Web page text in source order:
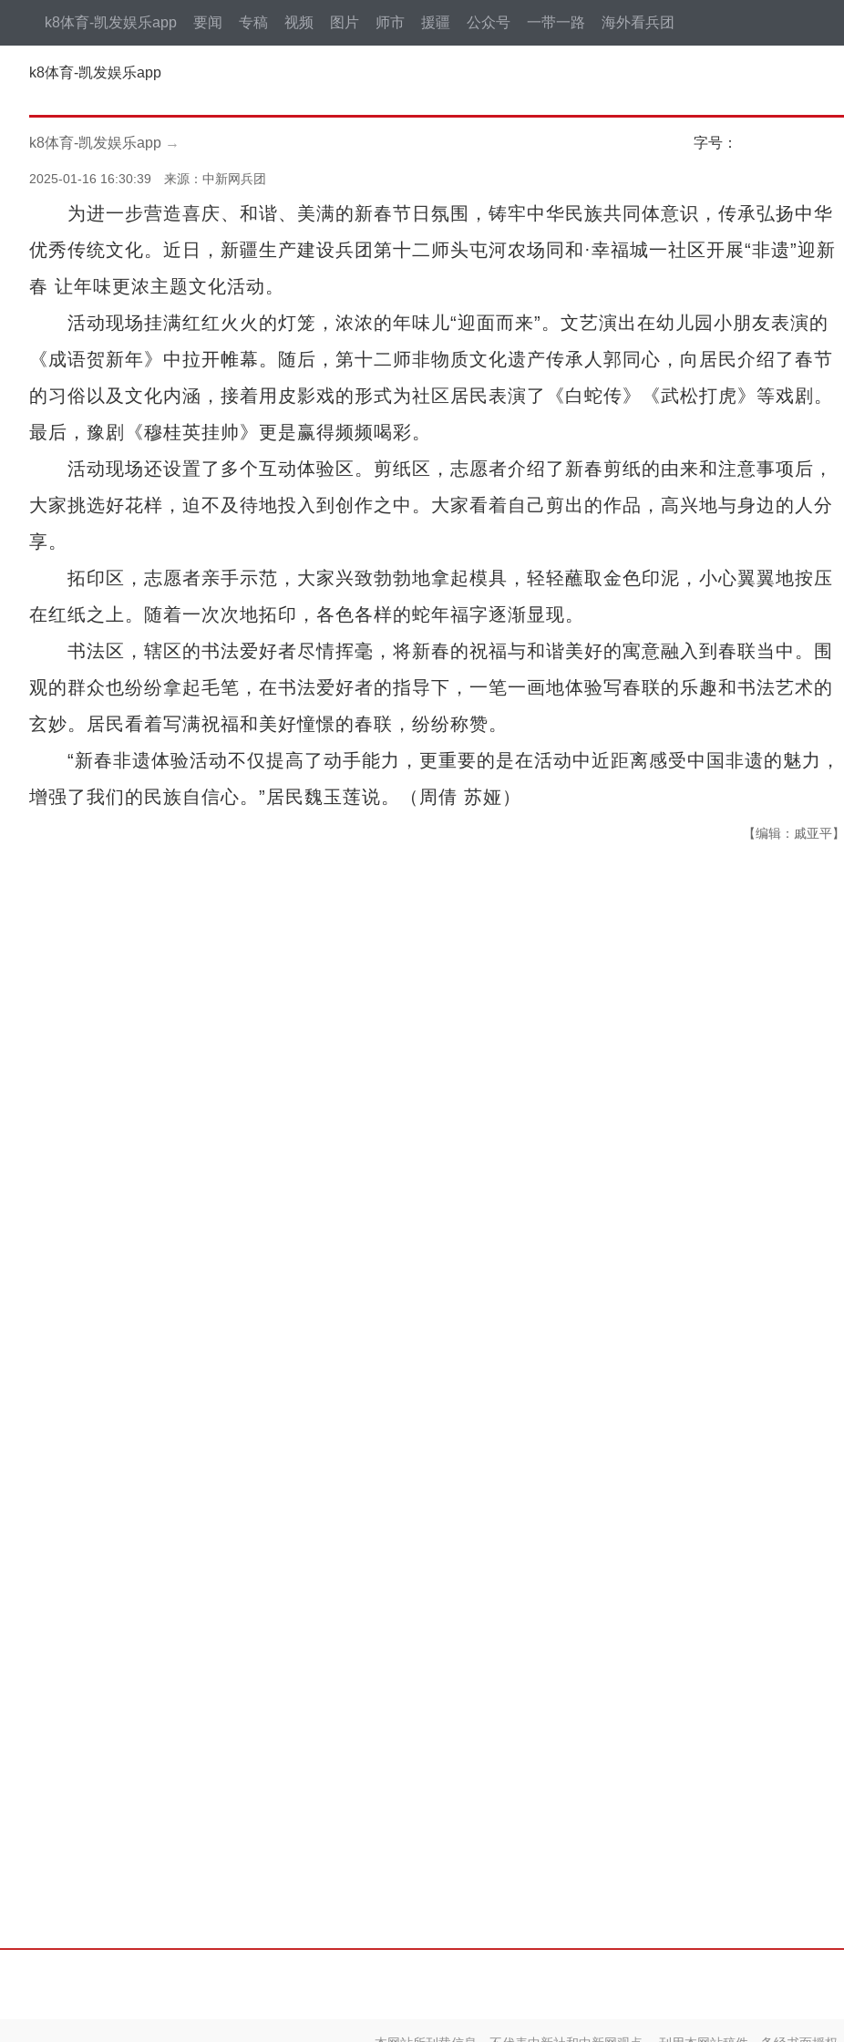
k8体育-凯发娱乐app 要闻 专稿 视频 图片 师市 援疆 公众号 一带一路 海外看兵团
k8体育-凯发娱乐app
k8体育-凯发娱乐app → 字号：
2025-01-16 16:30:39 来源：中新网兵团
为进一步营造喜庆、和谐、美满的新春节日氛围，铸牢中华民族共同体意识，传承弘扬中华
优秀传统文化。近日，新疆生产建设兵团第十二师头屯河农场同和·幸福城一社区开展“非遗”迎新
春 让年味更浓主题文化活动。
活动现场挂满红红火火的灯笼，浓浓的年味儿“迎面而来”。文艺演出在幼儿园小朋友表演的
《成语贺新年》中拉开帷幕。随后，第十二师非物质文化遗产传承人郭同心，向居民介绍了春节
的习俗以及文化内涵，接着用皮影戏的形式为社区居民表演了《白蛇传》《武松打虎》等戏剧。
最后，豫剧《穆桂英挂帅》更是赢得频频喝彩。
活动现场还设置了多个互动体验区。剪纸区，志愿者介绍了新春剪纸的由来和注意事项后，
大家挑选好花样，迫不及待地投入到创作之中。大家看着自己剪出的作品，高兴地与身边的人分
享。
拓印区，志愿者亲手示范，大家兴致勃勃地拿起模具，轻轻蘸取金色印泥，小心翼翼地按压
在红纸之上。随着一次次地拓印，各色各样的蛇年福字逐渐显现。
书法区，辖区的书法爱好者尽情挥毫，将新春的祝福与和谐美好的寓意融入到春联当中。围
观的群众也纷纷拿起毛笔，在书法爱好者的指导下，一笔一画地体验写春联的乐趣和书法艺术的
玄妙。居民看着写满祝福和美好憧憬的春联，纷纷称赞。
“新春非遗体验活动不仅提高了动手能力，更重要的是在活动中近距离感受中国非遗的魅力，
增强了我们的民族自信心。”居民魏玉莲说。（周倩 苏娅）
【编辑：戚亚平】